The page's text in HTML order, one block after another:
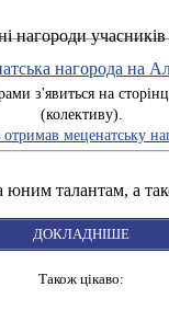
з'явиться на
(колективу).
меценатську
талантам, а
ДОКЛАДНІШЕ
Також цікаво: